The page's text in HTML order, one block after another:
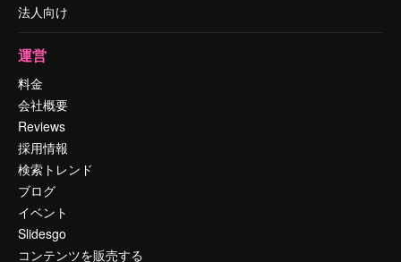
法人向け
運営
料金
会社概要
Reviews
採用情報
検索トレンド
ブログ
イベント
Slidesgo
コンテンツを販売する